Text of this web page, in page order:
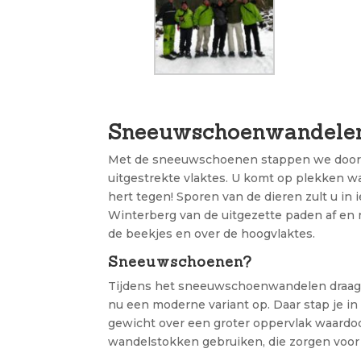
Met de sneeuwschoenen stappen we
uitgestrekte vlaktes. U komt op plekken
hert tegen! Sporen van de dieren zult u in
Winterberg van de uitgezette paden af
de beekjes en over de hoogvlaktes.
Sneeuwschoenen?
Tijdens het sneeuwschoenwandelen
nu een moderne variant op. Daar stap je
gewicht over een groter oppervlak
wandelstokken gebruiken, die zorgen